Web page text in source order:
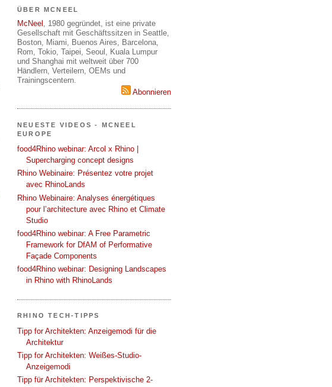
ÜBER MCNEEL
McNeel
, 1980 gegründet, ist eine private
Gesellschaft mit Geschäftssitzen in Seattle,
Boston, Miami, Buenos Aires, Barcelona,
Rom, Tokio, Taipei, Seoul, Kuala Lumpur
und Shanghai mit weltweit über 700
Händlern, Verteilern, OEMs und
Trainingscentern.
Abonnieren
NEUESTE VIDEOS - MCNEEL
EUROPE
food4Rhino webinar: Arcol x Rhino |
Supercharging concept designs
Rhino Webinaire: Présentez votre projet
avec RhinoLands
Rhino Webinaire: Analyses énergétiques
pour l’architecture avec Rhino et Climate
Studio
food4Rhino webinar: A Free Parametric
Framework for DfAM of Performative
Façade Components
food4Rhino webinar: Designing Landscapes
in Rhino with RhinoLands
RHINO TECH-TIPPS
Tipp for Architekten: Anzeigemodi für die
Architektur
Tipp for Architekten: Weißes-Studio-
Anzeigemodi
Tipp für Architekten: Perspektivische 2-